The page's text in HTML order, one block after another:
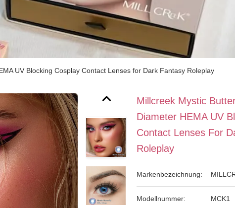
UV Blocking Cosplay Contact Lenses for Dark Fantasy Roleplay
Millcreek Mystic
Diameter HEMA UV
Contact Lenses For
Roleplay
Markenbezeichnung:
Modellnummer: MCK1